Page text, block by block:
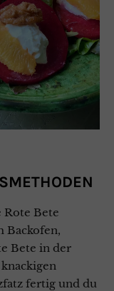
Rote Bete
Backofen,
Bete in der
fertig und du